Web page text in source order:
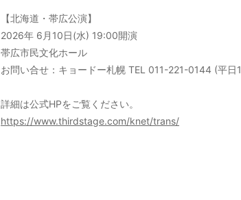
【北海道・帯広公演】
2026年 6月10日(水) 19:00開演
帯広市民文化ホール
お問い合せ：キョードー札幌 TEL 011-221-0144 (平
詳細は公式HPをご覧ください。
https://www.thirdstage.com/knet/trans/